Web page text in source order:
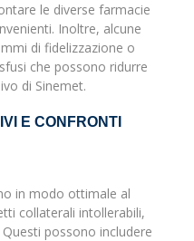
le diverse farmacie
Inoltre, alcune
di fidelizzazione o
che possono ridurre
di Sinemet.
E CONFRONTI
in modo ottimale al
collaterali intollerabili,
possono includere